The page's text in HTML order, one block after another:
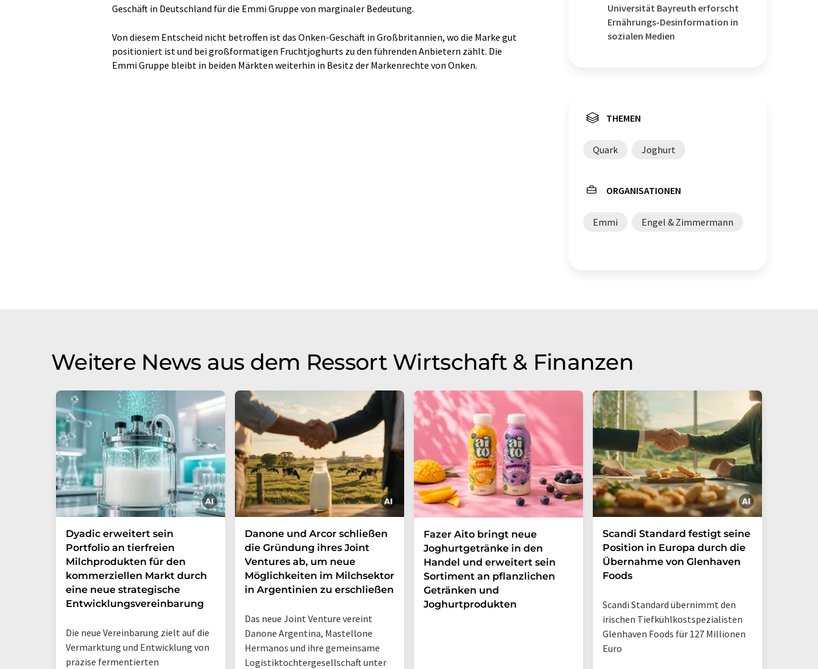
Geschäft in Deutschland für die Emmi Gruppe von marginaler Bedeutung.
Von diesem Entscheid nicht betroffen ist das Onken-Geschäft in Großbritannien, wo die Marke gut
positioniert ist und bei großformatigen Fruchtjoghurts zu den führenden Anbietern zählt. Die
Emmi Gruppe bleibt in beiden Märkten weiterhin in Besitz der Markenrechte von Onken.
Universität Bayreuth erforscht
Ernährungs-Desinformation in
sozialen Medien
THEMEN
Quark Joghurt
ORGANISATIONEN
Emmi Engel & Zimmermann
Weitere News aus dem Ressort Wirtschaft & Finanzen
Dyadic erweitert sein
Portfolio an tierfreien
Milchprodukten für den
kommerziellen Markt durch
eine neue strategische
Entwicklungsvereinbarung
Die neue Vereinbarung zielt auf die
Vermarktung und Entwicklung von
präzise fermentierten
Danone und Arcor schließen
die Gründung ihres Joint
Ventures ab, um neue
Möglichkeiten im Milchsektor
in Argentinien zu erschließen
Das neue Joint Venture vereint
Danone Argentina, Mastellone
Hermanos und ihre gemeinsame
Logistiktochtergesellschaft unter
Fazer Aito bringt neue
Joghurtgetränke in den
Handel und erweitert sein
Sortiment an pflanzlichen
Getränken und
Joghurtprodukten
Scandi Standard festigt seine
Position in Europa durch die
Übernahme von Glenhaven
Foods
Scandi Standard übernimmt den
irischen Tiefkühlkostspezialisten
Glenhaven Foods für 127 Millionen
Euro